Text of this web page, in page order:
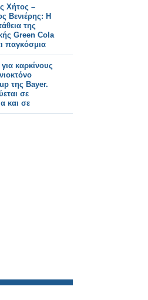
Χήτος –
Βενιέρης: Η
της
Green Cola
παγκόσμια
καρκίνους
της Bayer.
σε
και σε